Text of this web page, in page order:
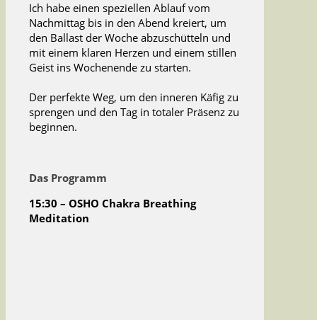
Ich habe einen speziellen Ablauf vom
Nachmittag bis in den Abend kreiert, um
den Ballast der Woche abzuschütteln und
mit einem klaren Herzen und einem stillen
Geist ins Wochenende zu starten.
Der perfekte Weg, um den inneren Käfig zu
sprengen und den Tag in totaler Präsenz zu
beginnen.
Das Programm
15:30 – OSHO Chakra Breathing
Meditation